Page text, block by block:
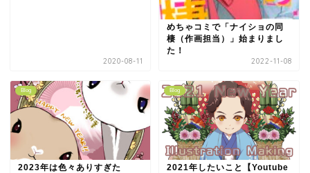
2020-08-11
めちゃコミで「ナイショの同
棲（作画担当）」始まりまし
た！
2022-11-08
Blog
2023年は色々ありすぎた
Blog
2021年したいこと【Youtube